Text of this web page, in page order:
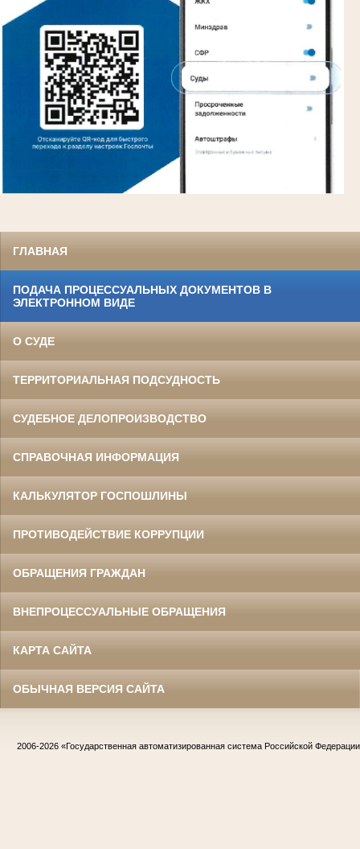
ГЛАВНАЯ
ПОДАЧА ПРОЦЕССУАЛЬНЫХ ДОКУМЕНТОВ В
ЭЛЕКТРОННОМ ВИДЕ
О СУДЕ
ТЕРРИТОРИАЛЬНАЯ ПОДСУДНОСТЬ
СУДЕБНОЕ ДЕЛОПРОИЗВОДСТВО
СПРАВОЧНАЯ ИНФОРМАЦИЯ
КАЛЬКУЛЯТОР ГОСПОШЛИНЫ
ПРОТИВОДЕЙСТВИЕ КОРРУПЦИИ
ОБРАЩЕНИЯ ГРАЖДАН
ВНЕПРОЦЕССУАЛЬНЫЕ ОБРАЩЕНИЯ
КАРТА САЙТА
ОБЫЧНАЯ ВЕРСИЯ САЙТА
2006-2026 «Государственная автоматизированная система Российской